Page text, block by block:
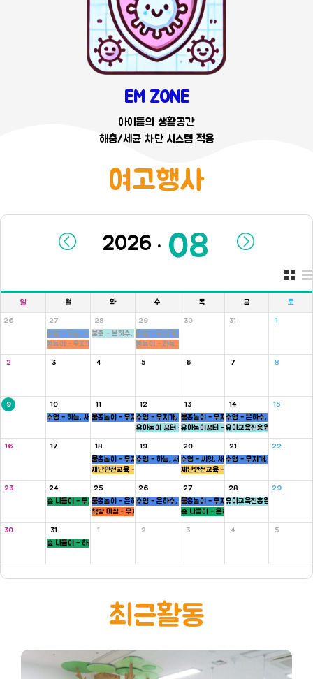
EM ZONE
아이들의 생활공간
해충/세균 차단 시스템 적용
여고행사
.
일 월 화 수 목 금 토
26
27
수영 - 하늘, 새싹반
몸놀이 - 무지개, 씨앗반
28
물총 - 은하수, 새싹, 병아리반
29
수영 - 무지개, 씨앗반
몸놀이 - 하늘, 새싹반
30 31 1
2 3 4 5 6 7 8
9
10
수영 - 하늘, 새싹반
11
물총놀이 - 무지개, 새싹, 병아리반
12
수영 - 무지개, 씨앗반
유아놀이 꿈터 - 은하수, 하늘반
13
물총놀이 - 무지개, 씨앗, 하늘반
유아놀이꿈터 - 무지개반
14
수영 - 은하수, 병아리반
유아교육진흥원 - 씨앗반
15
16 17
18
물총놀이 - 무지개, 새싹, 병아리반
재난안전교육 - 5세
19
수영 - 하늘, 새싹반
20
수영 - 씨앗, 새싹반
재난안전교육 - 5세
21
수영 - 무지개, 씨앗반
22
23
24
숲 나들이 - 무지개, 씨앗반
25
물총놀이 - 은하수, 새싹, 병아리반
책방 마실 - 무지개 ,하늘반
26
수영 - 은하수, 병아리반
27
물총놀이 - 무지개, 씨앗, 하늘반
숲 나들이 - 은하수, 병아리반
28
유아교육진흥원 - 새싹반
29
30
31
숲 나들이 - 하늘, 새싹반
1 2 3 4 5
최근활동